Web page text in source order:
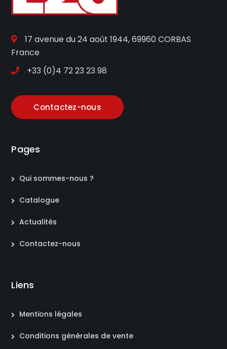
17 avenue du 24 août 1944, 69960 CORBAS
France
+33 (0)4 72 23 23 98
Contactez-nous
Pages
Qui sommes-nous ?
Catalogue
Actualités
Contactez-nous
Liens
Mentions légales
Conditions générales de vente